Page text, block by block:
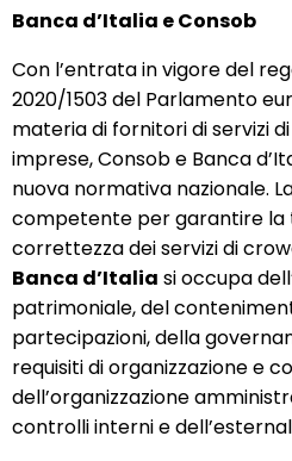
Banca d’Italia e Consob
Con l’entrata in vigore del
2020/1503 del Parlamento
materia di fornitori di servizi
imprese, Consob e Banca
nuova normativa nazionale.
competente per garantire la
correttezza dei servizi di
Banca d’Italia si occupa
patrimoniale, del
partecipazioni, della
requisiti di organizzazione e
dell’organizzazione
controlli interni e